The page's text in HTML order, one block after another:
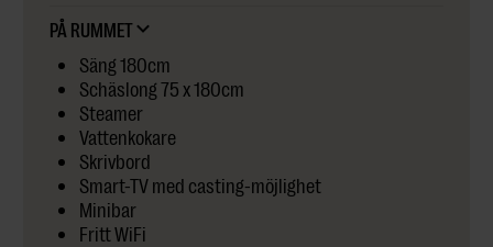
PÅ RUMMET
Säng 180cm
Schäslong 75 x 180cm
Steamer
Vattenkokare
Skrivbord
Smart-TV med casting-möjlighet
Minibar
Fritt WiFi